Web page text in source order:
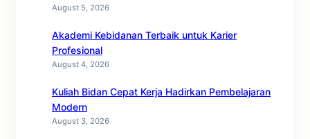
August 5, 2026
Akademi Kebidanan Terbaik untuk Karier
Profesional
August 4, 2026
Kuliah Bidan Cepat Kerja Hadirkan Pembelajaran
Modern
August 3, 2026